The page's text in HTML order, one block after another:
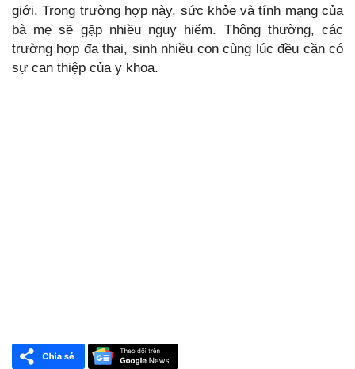
giới. Trong trường hợp này, sức khỏe và tính mạng của
bà mẹ sẽ gặp nhiều nguy hiểm. Thông thường, các
trường hợp đa thai, sinh nhiều con cùng lúc đều cần có
sự can thiệp của y khoa.